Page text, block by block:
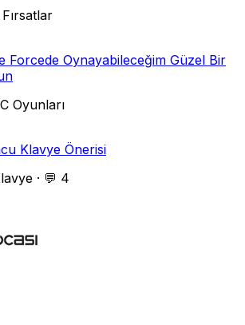
Fırsatlar
Forcede Oynayabileceğim Güzel Bir
Oyunları
Klavye Önerisi
· 💬 4